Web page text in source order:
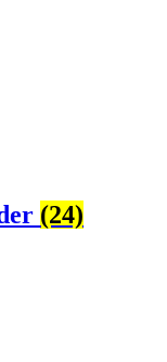
(24)